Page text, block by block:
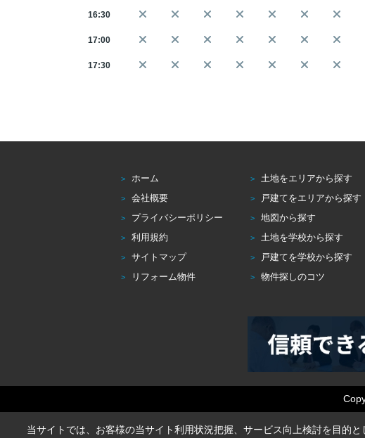
16:30
17:00
17:30
ホーム 土地をエリアから探す
会社概要
戸建てをエリアから探す
プライバシーポリシー
地図から探す
利用規約
土地を学校から探す
サイトマップ
戸建てを学校から探す
リフォーム物件
物件探しのコツ
当サイトでは、お客様の当サイト利用状況把握、サービス向上検討を目的